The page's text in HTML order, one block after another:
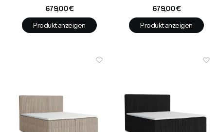
Preis
679,00 €
Produkt anzeigen
Preis
679,00 €
Produkt anzeigen